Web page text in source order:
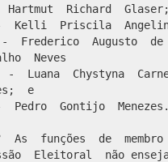
Richard Glaser;
Kelli Priscila
Frederico Augusto de
Neves
Luana Chystyna
e
Gontijo Menezes.
As funções de
Eleitoral não